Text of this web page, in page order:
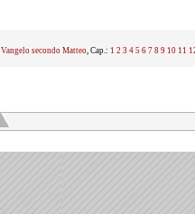
Vangelo secondo Matteo, Cap.: 1 2 3 4 5 6 7 8 9 10 11